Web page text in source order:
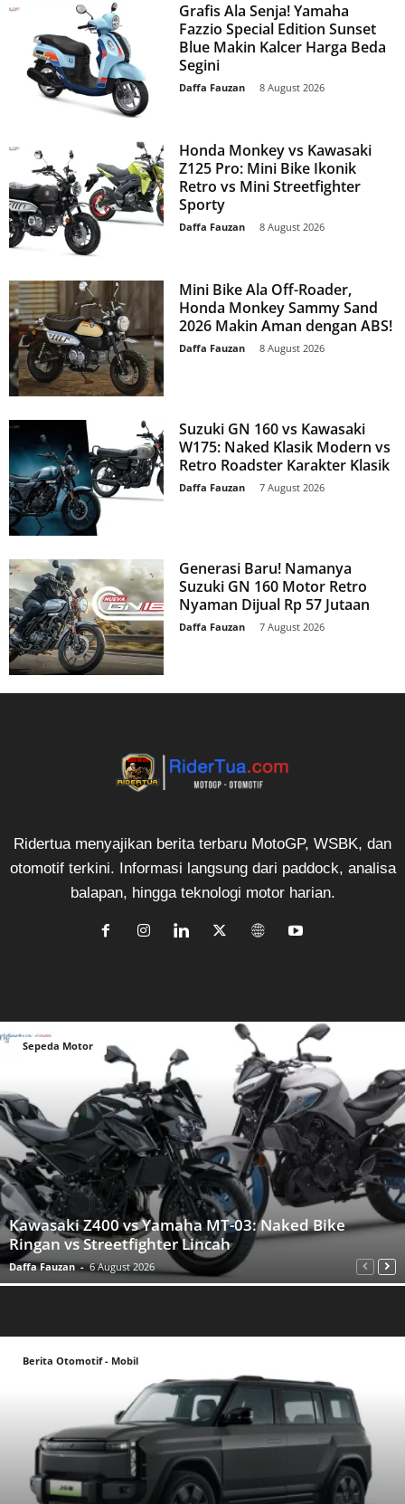
Grafis Ala Senja! Yamaha
Fazzio Special Edition Sunset
Blue Makin Kalcer Harga Beda
Segini
Daffa Fauzan 8 August 2026
Honda Monkey vs Kawasaki
Z125 Pro: Mini Bike Ikonik
Retro vs Mini Streetfighter
Sporty
Daffa Fauzan 8 August 2026
Mini Bike Ala Off-Roader,
Honda Monkey Sammy Sand
2026 Makin Aman dengan ABS!
Daffa Fauzan 8 August 2026
Suzuki GN 160 vs Kawasaki
W175: Naked Klasik Modern vs
Retro Roadster Karakter Klasik
Daffa Fauzan 7 August 2026
Generasi Baru! Namanya
Suzuki GN 160 Motor Retro
Nyaman Dijual Rp 57 Jutaan
Daffa Fauzan 7 August 2026
Ridertua menyajikan berita terbaru MotoGP, WSBK, dan
otomotif terkini. Informasi langsung dari paddock, analisa
balapan, hingga teknologi motor harian.
Sepeda Motor
Kawasaki Z400 vs Yamaha MT-03: Naked Bike
Ringan vs Streetfighter Lincah
Daffa Fauzan - 6 August 2026
Berita Otomotif - Mobil